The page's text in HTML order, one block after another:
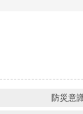
防災意